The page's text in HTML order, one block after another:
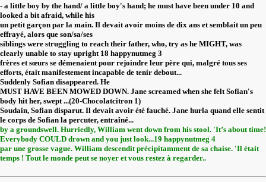
- a little boy by the hand/ a little boy's hand; he must have been under 10 and
looked a bit afraid, while his
un petit garçon par la main. Il devait avoir moins de dix ans et semblait un peu
effrayé, alors que son/sa/ses
siblings were struggling to reach their father, who, try as he MIGHT, was
clearly unable to stay upright 18 happynutmeg 3
frères et sœurs se démenaient pour rejoindre leur père qui, malgré tous ses
efforts, était manifestement incapable de tenir debout...
Suddenly Sofian disappeared. He
MUST HAVE BEEN MOWED DOWN. Jane screamed when she felt Sofian's
body hit her, swept ...(20-Chocolatcitron 1)
Soudain, Sofian disparut. Il devait avoir été fauché. Jane hurla quand elle sentit
le corps de Sofian la percuter, entraîné...
by a groundswell. Hurriedly, William went down from his stool. 'It’s about time!
Everybody COULD drown and you just look...19 happynutmeg 4
par une grosse vague. William descendit précipitamment de sa chaise. 'Il était
temps ! Tout le monde peut se noyer et vous restez à regarder..